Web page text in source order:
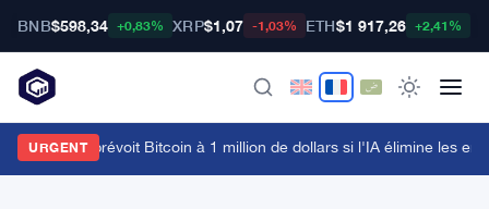
BNB$598,34 +0,83% XRP$1,07 -1,03% ETH$1 917,26 +2,41%
URGENT
Hayes prévoit Bitcoin à 1 million de dollars si l'IA élimine les